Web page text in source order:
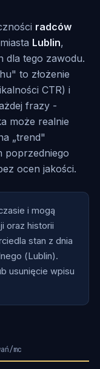
radców
Lublin,
dla tego zawodu.
to złożenie
CTR) i
frazy -
może realnie
„trend"
poprzedniego
ocen jakości.
i mogą
oraz historii
stan z dnia
(Lublin).
usunięcie wpisu
mc